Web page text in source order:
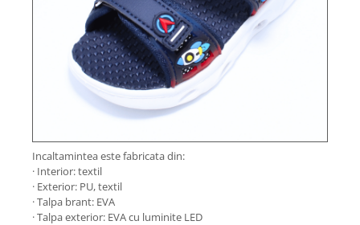
Incaltamintea este fabricata din:
· Interior: textil
· Exterior: PU, textil
· Talpa brant: EVA
· Talpa exterior: EVA cu luminite LED